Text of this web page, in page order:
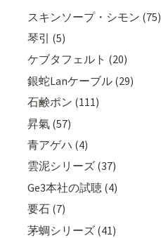
スキンソープ・シモン (75)
琴引 (5)
ケブタフェルト (20)
銀蛇Lanケーブル (29)
石鹸ポン (111)
昇氣 (57)
青アゲハ (4)
雲泥シリーズ (37)
Ge3本社の試聴 (4)
要石 (7)
茅蜩シリーズ (41)